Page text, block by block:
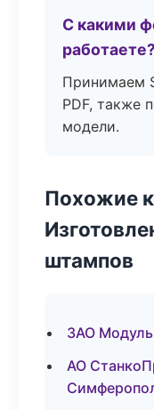
С какими
работаете?
Принимаем
PDF, также
модели.
Похожие
штампов
ЗАО
АО